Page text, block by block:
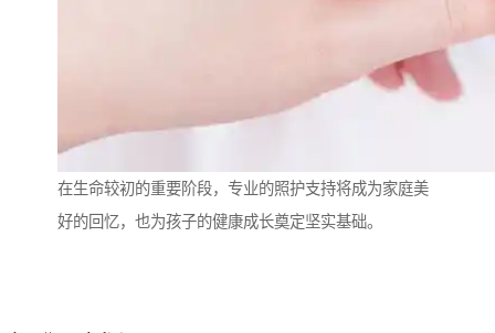
在生命较初的重要阶段，专业的照护支持将成为家庭美
好的回忆，也为孩子的健康成长奠定坚实基础。